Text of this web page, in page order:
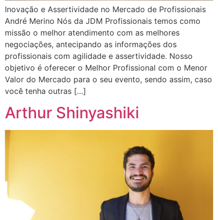
Inovação e Assertividade no Mercado de Profissionais
André Merino Nós da JDM Profissionais temos como
missão o melhor atendimento com as melhores
negociações, antecipando as informações dos
profissionais com agilidade e assertividade. Nosso
objetivo é oferecer o Melhor Profissional com o Menor
Valor do Mercado para o seu evento, sendo assim, caso
você tenha outras […]
Arthur Shinyashiki